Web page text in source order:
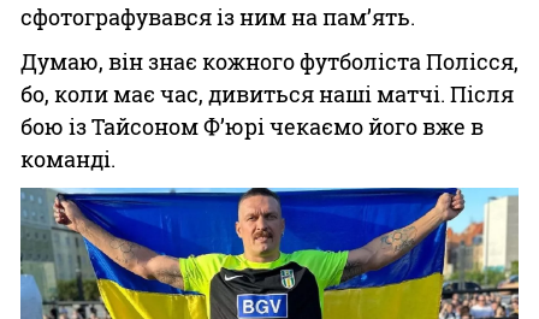
сфотографувався із ним на пам’ять.
Думаю, він знає кожного футболіста Полісся,
бо, коли має час, дивиться наші матчі. Після
бою із Тайсоном Ф’юрі чекаємо його вже в
команді.